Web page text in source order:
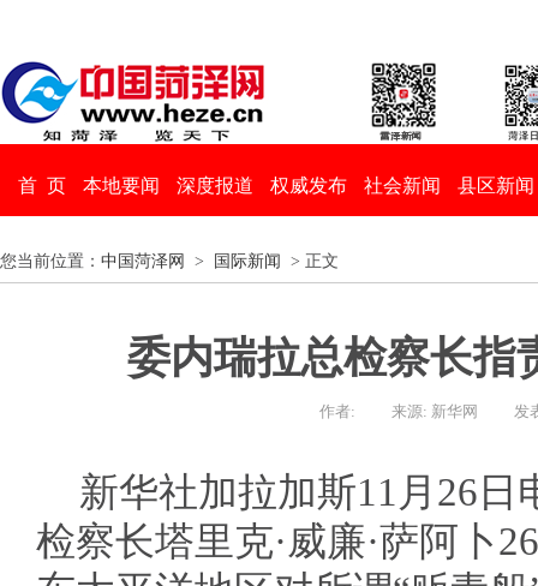
首 页 本地要闻 深度报道 权威发布 社会新闻 县区新闻
您当前位置： 中国菏泽网 > 国际新闻 > 正文
委内瑞拉总检察长指
作者: 来源: 新华网 发
新华社加拉加斯11月26
检察长塔里克·威廉·萨阿卜